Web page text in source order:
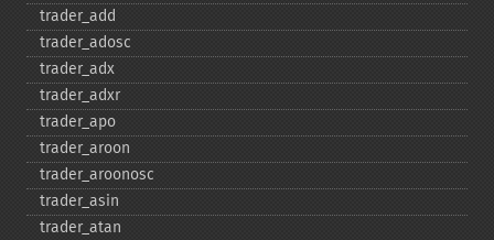
trader_​add
trader_​adosc
trader_​adx
trader_​adxr
trader_​apo
trader_​aroon
trader_​aroonosc
trader_​asin
trader_​atan